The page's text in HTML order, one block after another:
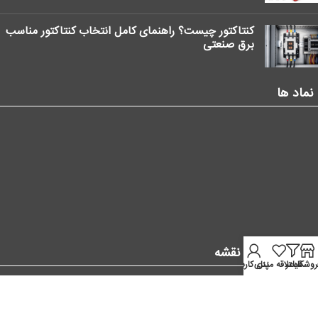
کنتاکتور چیست؟ راهنمای کامل انتخاب کنتاکتور مناسب
برق صنعتی
نماد ها
موقعیت ما در نقشه
فیلترعلاقه مندیپنل کاربر